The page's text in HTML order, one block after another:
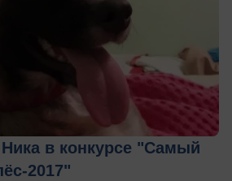
в конкурсе "Самый
2017"